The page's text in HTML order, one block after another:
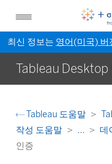
최신 정보는 영어(미국) 버
Tableau Desktop
Tableau 도움말
작성 도움말
... 데
인증